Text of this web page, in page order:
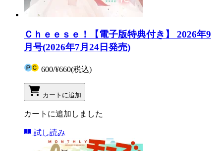
Ｃｈｅｅｓｅ！【電子版特典付き】 2026年9
月号(2026年7月24日発売)
600/¥660(税込)
カートに追加
カートに追加しました
試し読み